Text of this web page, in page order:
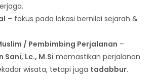
– fokus pada lokasi bernilai sejarah &
/ Pembimbing Perjalanan –
Sani, Lc., M.Si memastikan perjalanan
wisata, tetapi juga tadabbur.